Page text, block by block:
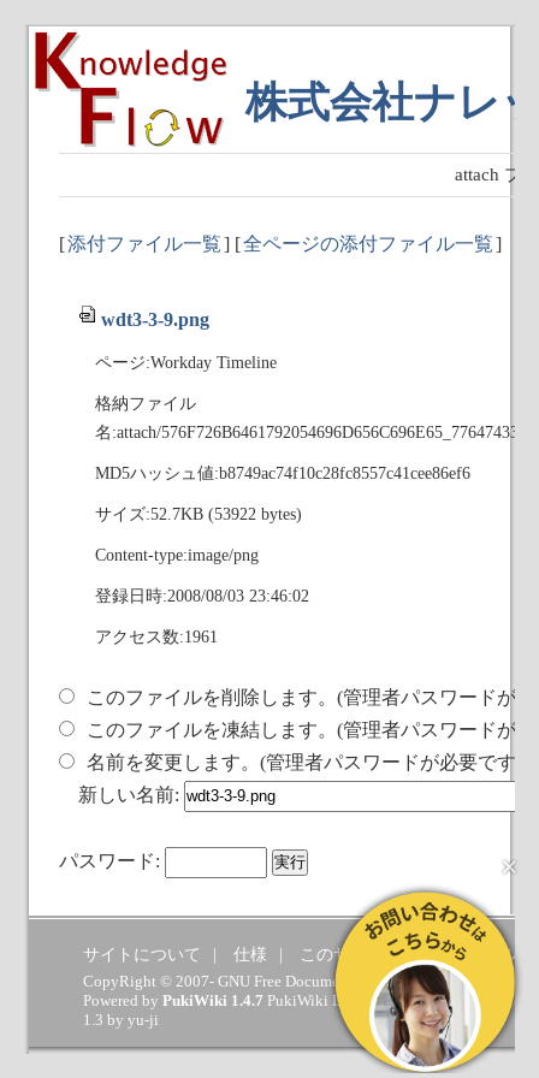
株式会社ナレ
attach プ
[添付ファイル一覧] [全ページの添付ファイル一覧]
wdt3-3-9.png
ページ:Workday Timeline
格納ファイル
名:attach/
MD5ハッシュ値:b8749ac74f10c28fc8557c41cee86ef6
サイズ:52.7KB (53922 bytes)
Content-type:image/png
登録日時:2008/08/03 23:46:02
アクセス数:1961
このファイルを削除します。(管理者パスワードが
このファイルを凍結します。(管理者パスワードが
名前を変更します。(管理者パスワードが必要です)
新しい名前:
パスワード:
サイトについて 仕様 このサイトへの要望 ヘルプ
CopyRight © 2007- GNU Free Documentation License.
Powered by PukiWiki 1.4.7 PukiWiki Developers Team( GPL )
1.3 by yu-ji
×